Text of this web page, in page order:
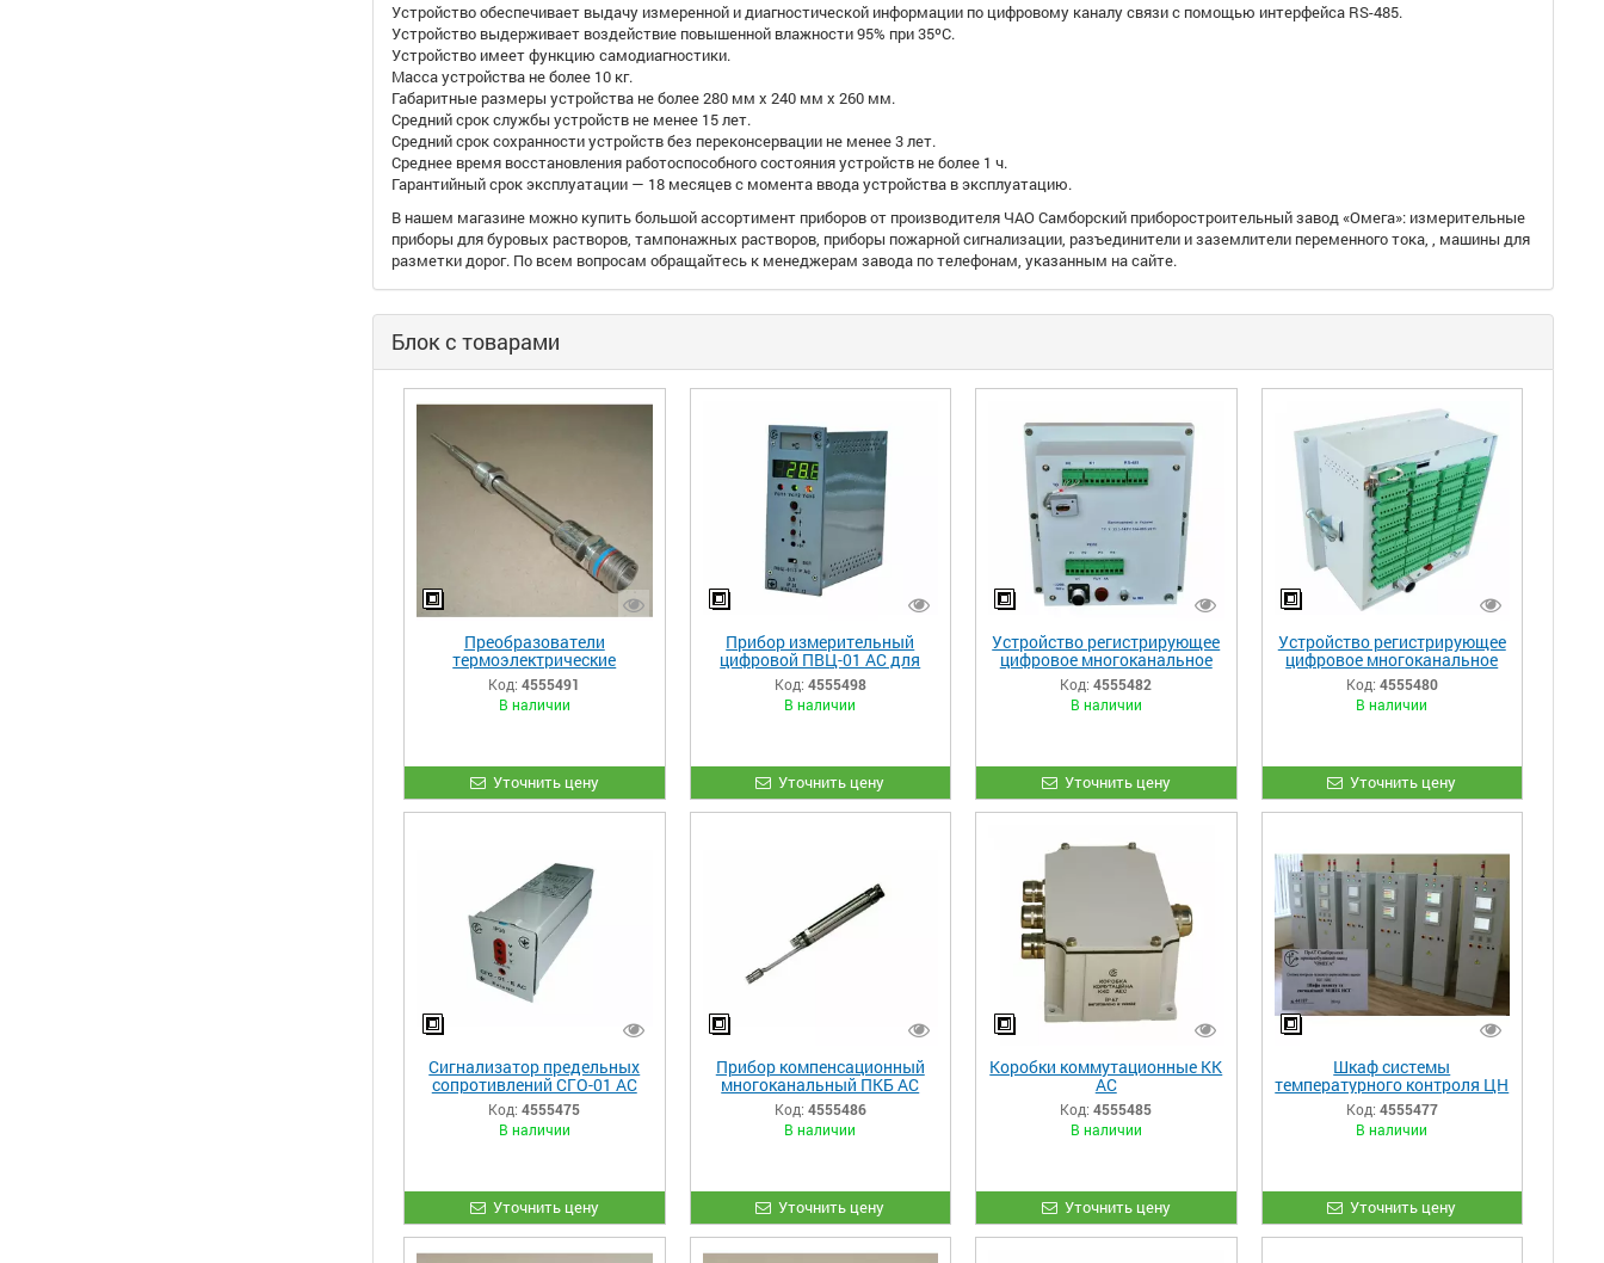
Устройство обеспечивает выдачу измеренной и диагностической информации по цифровому каналу связи с помощью интерфейса RS-485.
Устройство выдерживает воздействие повышенной влажности 95% при 35ºС.
Устройство имеет функцию самодиагностики.
Масса устройства не более 10 кг.
Габаритные размеры устройства не более 280 мм х 240 мм х 260 мм.
Средний срок службы устройств не менее 15 лет.
Средний срок сохранности устройств без переконсервации не менее 3 лет.
Среднее время восстановления работоспособного состояния устройств не более 1 ч.
Гарантийный срок эксплуатации — 18 месяцев с момента ввода устройства в эксплуатацию.
В нашем магазине можно купить большой ассортимент приборов от производителя ЧАО Самборский приборостроительный завод «Омега»: измерительные
приборы для буровых растворов, тампонажных растворов, приборы пожарной сигнализации, разъединители и заземлители переменного тока, , машины для
разметки дорог. По всем вопросам обращайтесь к менеджерам завода по телефонам, указанным на сайте.
Блок с товарами
Преобразователи
термоэлектрические
комбинированные ПТК-01 АС
Код: 4555491
В наличии
Уточнить цену
Прибор измерительный
цифровой ПВЦ-01 АС для
АСУ ТП
Код: 4555498
В наличии
Уточнить цену
Устройство регистрирующее
цифровое многоканальное
РПЦ-02/1 мг АС
Код: 4555482
В наличии
Уточнить цену
Устройство регистрирующее
цифровое многоканальное
РПЦ-02/(4,6,8,12,16) АС
Код: 4555480
В наличии
Уточнить цену
Сигнализатор предельных
сопротивлений СГО-01 АС
Код: 4555475
В наличии
Уточнить цену
Прибор компенсационный
многоканальный ПКБ АС
Код: 4555486
В наличии
Уточнить цену
Коробки коммутационные КК
АС
Код: 4555485
В наличии
Уточнить цену
Шкаф системы
температурного контроля ЦН
БНС
Код: 4555477
В наличии
Уточнить цену